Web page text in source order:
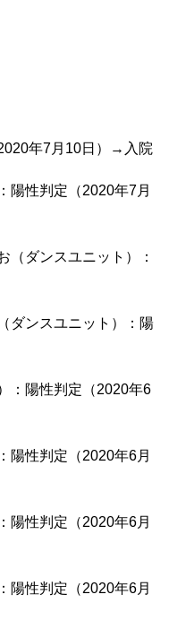
年7月10日）→入院
陽性判定（2020年7月
（ダンスユニット）：
ダンスユニット）：陽
：陽性判定（2020年6
陽性判定（2020年6月
陽性判定（2020年6月
陽性判定（2020年6月